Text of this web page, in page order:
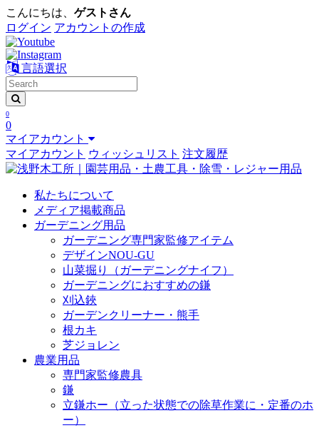
こんにちは、 ゲストさん
ログイン アカウントの作成
言語選択
0
0
マイアカウント
マイアカウント ウィッシュリスト 注文履歴
私たちについて
メディア掲載商品
ガーデニング用品
ガーデニング専門家監修アイテム
デザインNOU-GU
山菜掘り（ガーデニングナイフ）
ガーデニングにおすすめの鎌
刈込鋏
ガーデンクリーナー・熊手
根カキ
芝ジョレン
農業用品
専門家監修農具
鎌
立鎌ホー（立った状態での除草作業に・定番のホ
ー）